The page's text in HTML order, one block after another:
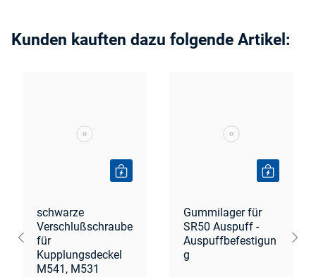
Kunden kauften dazu folgende Artikel:
schwarze
Verschlußschraube
für
Kupplungsdeckel
M541, M531
Gummilager für
SR50 Auspuff -
Auspuffbefestigun
g